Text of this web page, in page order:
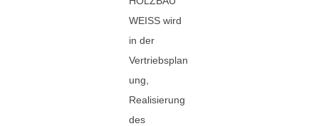
WEISS wird
in der
Vertriebsplan
ung,
Realisierung
des